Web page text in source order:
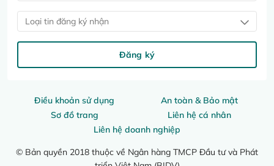
Điều khoản sử dụng
An toàn & Bảo mật
Sơ đồ trang
Liên hệ cá nhân
Liên hệ doanh nghiệp
© Bản quyền 2018 thuộc về Ngân hàng TMCP Đầu tư và Phát
Loại tin đăng ký nhận
Đăng ký